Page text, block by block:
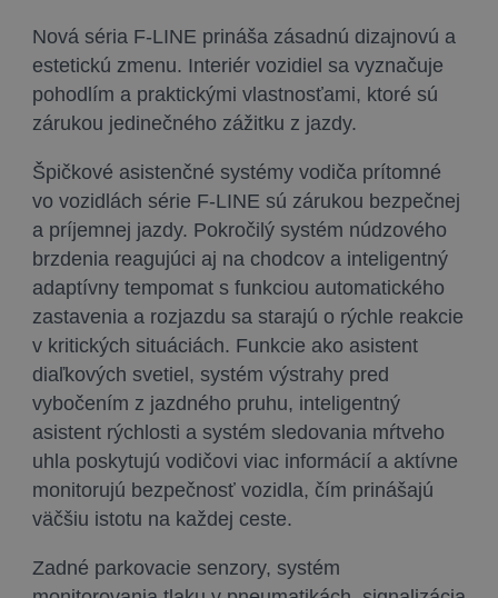
Nová séria F-LINE prináša zásadnú dizajnovú a
estetickú zmenu. Interiér vozidiel sa vyznačuje
pohodlím a praktickými vlastnosťami, ktoré sú
zárukou jedinečného zážitku z jazdy.
Špičkové asistenčné systémy vodiča prítomné
vo vozidlách série F-LINE sú zárukou bezpečnej
a príjemnej jazdy. Pokročilý systém núdzového
brzdenia reagujúci aj na chodcov a inteligentný
adaptívny tempomat s funkciou automatického
zastavenia a rozjazdu sa starajú o rýchle reakcie
v kritických situáciách. Funkcie ako asistent
diaľkových svetiel, systém výstrahy pred
vybočením z jazdného pruhu, inteligentný
asistent rýchlosti a systém sledovania mŕtveho
uhla poskytujú vodičovi viac informácií a aktívne
monitorujú bezpečnosť vozidla, čím prinášajú
väčšiu istotu na každej ceste.
Zadné parkovacie senzory, systém